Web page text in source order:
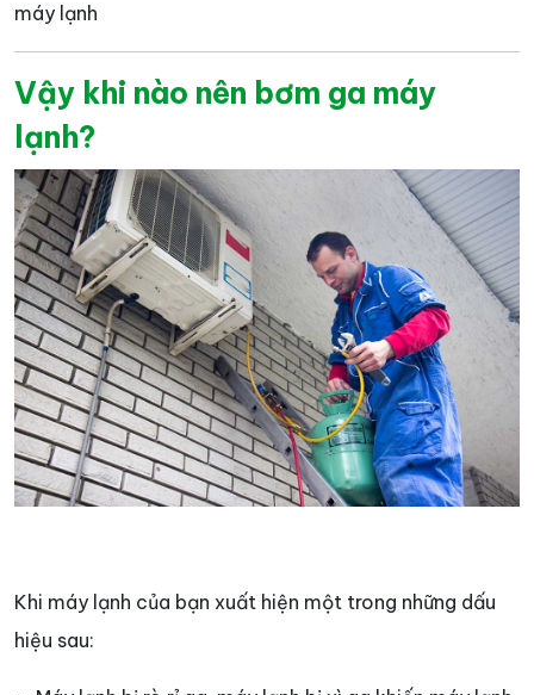
máy lạnh
Vậy khi nào nên bơm ga máy
lạnh?
Khi máy lạnh của bạn xuất hiện một trong những dấu
hiệu sau: